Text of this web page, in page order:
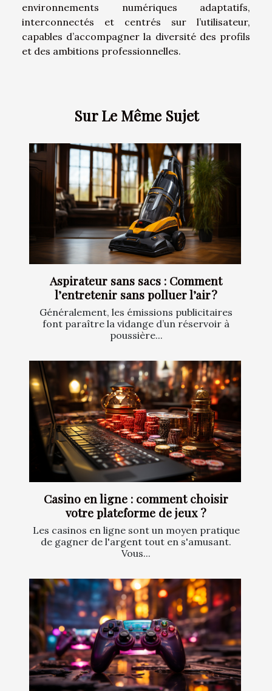
environnements numériques adaptatifs,
interconnectés et centrés sur l’utilisateur,
capables d’accompagner la diversité des profils
et des ambitions professionnelles.
Sur Le Même Sujet
Aspirateur sans sacs : Comment
l’entretenir sans polluer l’air ?
Généralement, les émissions publicitaires
font paraître la vidange d’un réservoir à
poussière...
Casino en ligne : comment choisir
votre plateforme de jeux ?
Les casinos en ligne sont un moyen pratique
de gagner de l'argent tout en s'amusant.
Vous...